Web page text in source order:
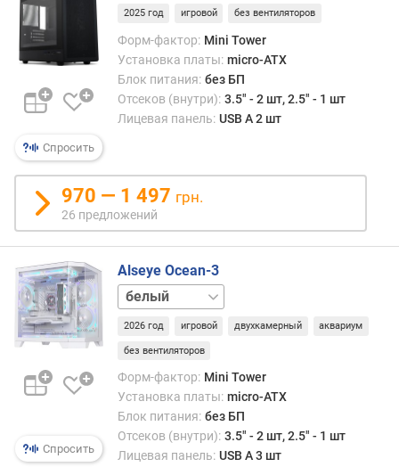
(
м
м
)
в
о
т
а
(
ш
и
р
и
н
а
)
и
д
к
Спросить
2025 год игровой без вентиляторов
Форм-фактор: Mini Tower
Установка платы: micro-ATX
Блок питания: без БП
Отсеков (внутри): 3.5" - 2 шт, 2.5" - 1 шт
Лицевая панель: USB A 2 шт
970 — 1 497 грн.
26 предложений
Спросить
Alseye Ocean-3
черный
2026 год игровой двухкамерный аквариум
без вентиляторов
Форм-фактор: Mini Tower
Установка платы: micro-ATX
Блок питания: без БП
Отсеков (внутри): 3.5" - 2 шт, 2.5" - 1 шт
Лицевая панель: USB A 3 шт